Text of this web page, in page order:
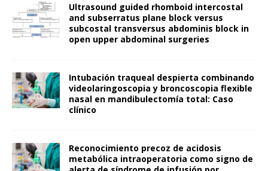
Ultrasound guided rhomboid intercostal
and subserratus plane block versus
subcostal transversus abdominis block in
open upper abdominal surgeries
Intubación traqueal despierta combinando
videolaringoscopia y broncoscopia flexible
nasal en mandibulectomía total: Caso
clínico
Reconocimiento precoz de acidosis
metabólica intraoperatoria como signo de